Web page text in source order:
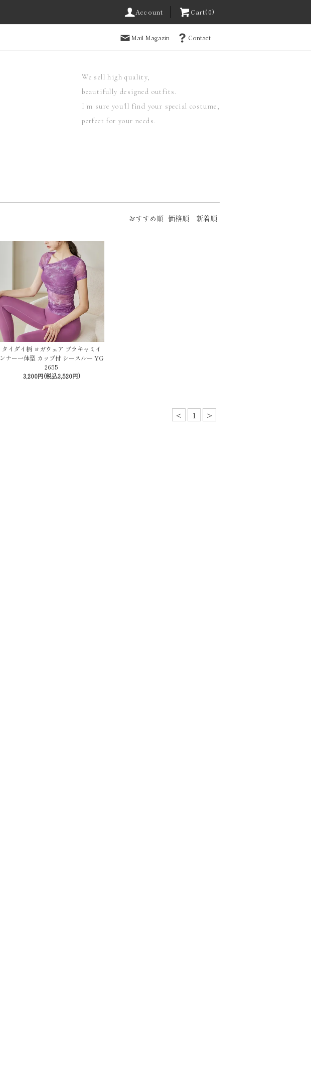
Account Cart(0)
Mail Magazin Contact
We sell high quality,
beautifully designed outfits.
I'm sure you'll find your special costume,
perfect for your needs.
おすすめ順 価格順 新着順
タイダイ柄 ヨガウェア ブラキャミイ
ンナー一体型 カップ付 シースルー YG
2655
3,200円(税込3,520円)
< 1 >